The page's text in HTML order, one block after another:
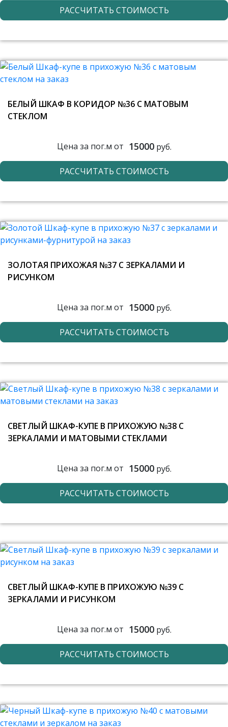
РАССЧИТАТЬ СТОИМОСТЬ
БЕЛЫЙ ШКАФ В КОРИДОР №36 С МАТОВЫМ
СТЕКЛОМ
Цена за пог.м от 15000руб.
РАССЧИТАТЬ СТОИМОСТЬ
ЗОЛОТАЯ ПРИХОЖАЯ №37 С ЗЕРКАЛАМИ И
РИСУНКОМ
Цена за пог.м от 15000руб.
РАССЧИТАТЬ СТОИМОСТЬ
СВЕТЛЫЙ ШКАФ-КУПЕ В ПРИХОЖУЮ №38 С
ЗЕРКАЛАМИ И МАТОВЫМИ СТЕКЛАМИ
Цена за пог.м от 15000руб.
РАССЧИТАТЬ СТОИМОСТЬ
СВЕТЛЫЙ ШКАФ-КУПЕ В ПРИХОЖУЮ №39 С
ЗЕРКАЛАМИ И РИСУНКОМ
Цена за пог.м от 15000руб.
РАССЧИТАТЬ СТОИМОСТЬ